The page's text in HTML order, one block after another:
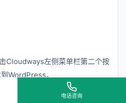
Cloudways左侧菜单栏第二个按
WordPress。
电话咨询